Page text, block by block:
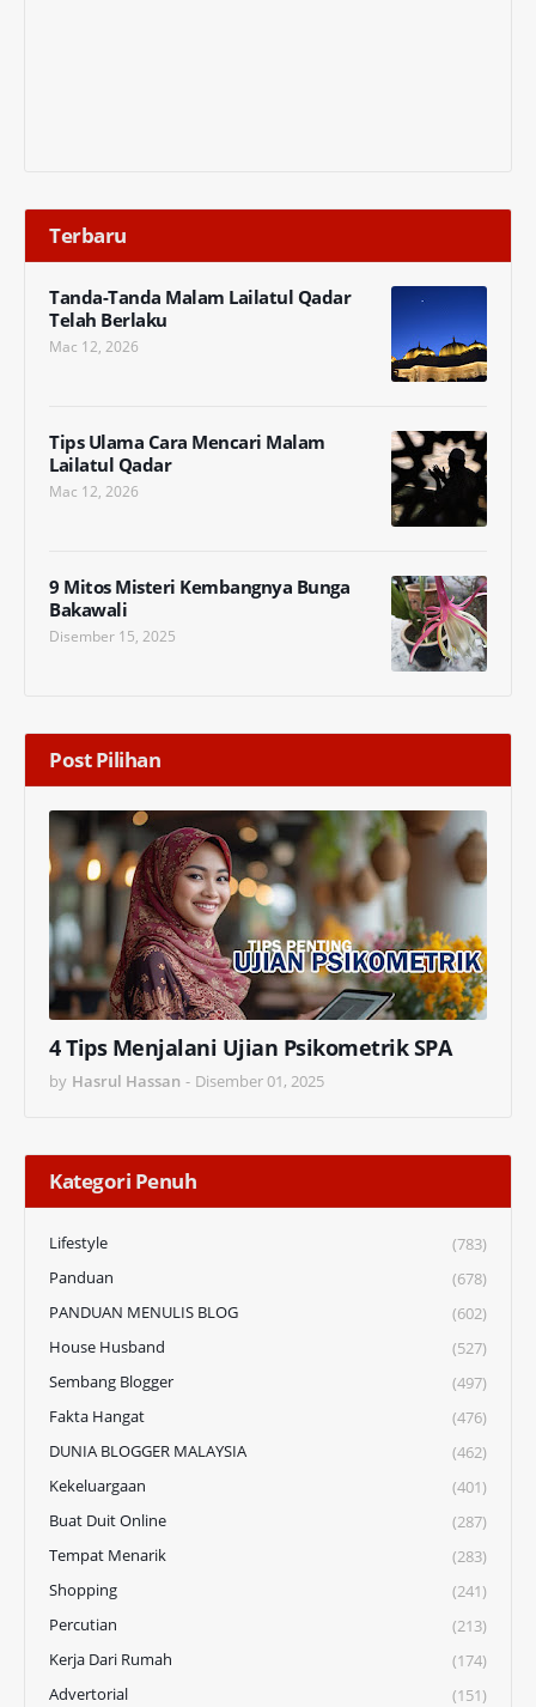
Terbaru
Tanda-Tanda Malam Lailatul Qadar
Telah Berlaku
Mac 12, 2026
Tips Ulama Cara Mencari Malam
Lailatul Qadar
Mac 12, 2026
9 Mitos Misteri Kembangnya Bunga
Bakawali
Disember 15, 2025
Post Pilihan
4 Tips Menjalani Ujian Psikometrik SPA
by Hasrul Hassan - Disember 01, 2025
Kategori Penuh
Lifestyle
(783)
Panduan
(678)
PANDUAN MENULIS BLOG
(602)
House Husband
(527)
Sembang Blogger
(497)
Fakta Hangat
(476)
DUNIA BLOGGER MALAYSIA
(462)
Kekeluargaan
(401)
Buat Duit Online
(287)
Tempat Menarik
(283)
Shopping
(241)
Percutian
(213)
Kerja Dari Rumah
(174)
Advertorial
(151)